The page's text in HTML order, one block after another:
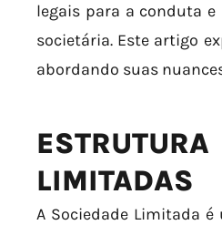
legais para a conduta
societária. Este artigo
abordando suas
LIMITADAS
A Sociedade Limitada